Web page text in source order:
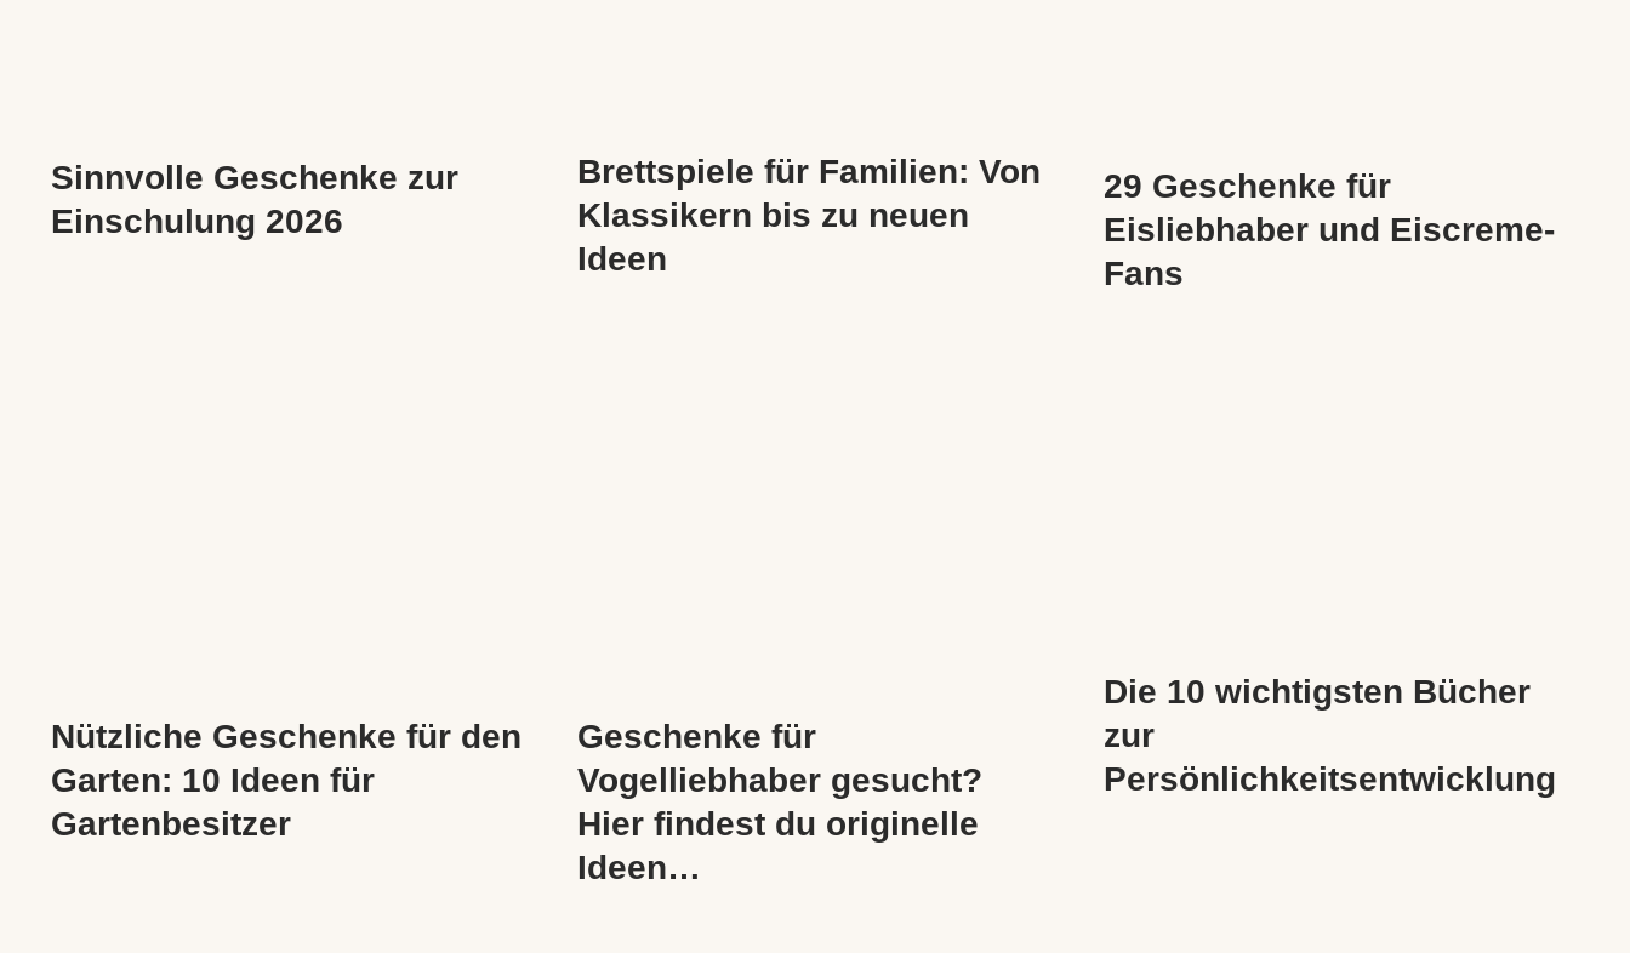
Sinnvolle Geschenke zur
Einschulung 2026
Brettspiele für Familien: Von
Klassikern bis zu neuen
Ideen
29 Geschenke für
Eisliebhaber und Eiscreme-
Fans
Nützliche Geschenke für den
Garten: 10 Ideen für
Gartenbesitzer
Geschenke für
Vogelliebhaber gesucht?
Hier findest du originelle
Ideen…
Die 10 wichtigsten Bücher
zur
Persönlichkeitsentwicklung